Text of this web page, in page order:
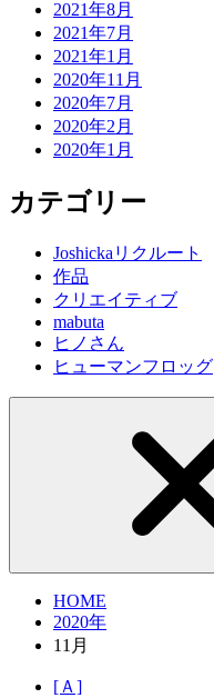
2021年8月
2021年7月
2021年1月
2020年11月
2020年7月
2020年2月
2020年1月
カテゴリー
Joshickaリクルート
作品
クリエイティブ
mabuta
ヒノさん
ヒューマンフロッグ
HOME
2020年
11月
[Ａ]